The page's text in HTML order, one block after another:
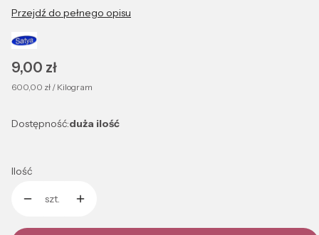
Przejdź do pełnego opisu
Cena
9,00 zł
600,00 zł / Kilogram
Dostępność:duża ilość
Ilość
szt.